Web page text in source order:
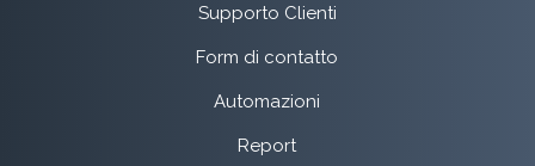
Supporto Clienti
Form di contatto
Automazioni
Report